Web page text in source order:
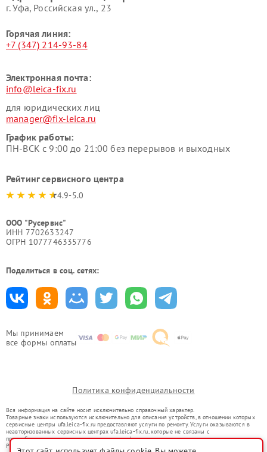
Мы принимаем
все формы оплаты
г. Уфа, Российская ул., 23
Горячая линия:
+7 (347) 214-93-84
Электронная почта:
info@leica-fix.ru
для юридических лиц
manager@fix-leica.ru
График работы:
ПН-ВСК с 9:00 до 21:00 без перерывов и выходных
Рейтинг сервисного центра
4.9-5.0
ООО "Русервис"
ИНН 7702633247
ОГРН 1077746335776
Поделиться в соц. сетях:
Политика конфиденциальности
Вся информация на сайте носит исключительно справочный характер.
Товарные знаки используются исключительно для описания устройств, в отношении которых
сервисные центры ufa.leica-fix.ru предоставляют услуги по ремонту. Услуги оказываются в
неавторизованных сервисных центрах ufa.leica-fix.ru, которые не связаны с
правообладателями товарных знаков или их официальными представителями.
Ремонт осуществляется для устройств, уже введенных в гражданский оборот в соответствии